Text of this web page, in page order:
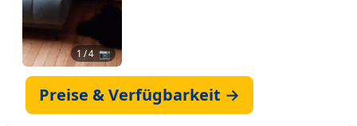
1 / 4 📷
Preise & Verfügbarkeit →